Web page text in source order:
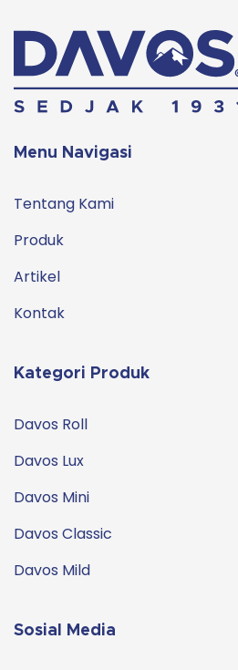
Menu Navigasi
Tentang Kami
Produk
Artikel
Kontak
Kategori Produk
Davos Roll
Davos Lux
Davos Mini
Davos Classic
Davos Mild
Sosial Media